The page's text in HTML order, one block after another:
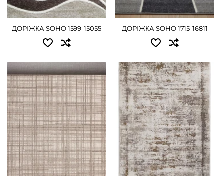
ДОРІЖКА SOHO 1599-15055 ДОРІЖКА SOHO 1715-16811
Доступні розміри:
0.67x20.00 - 7560 грн
0.80x20.00 - 9000 грн
1.00x20.00 - 11250 грн
1.20x20.00 - 13500 грн
1.50x20.00 - 16875 грн
Доступні розміри:
0.80 - 990 грн
1.00 - 1260 грн
1.20 - 1485 грн
1.50 - 1845 грн